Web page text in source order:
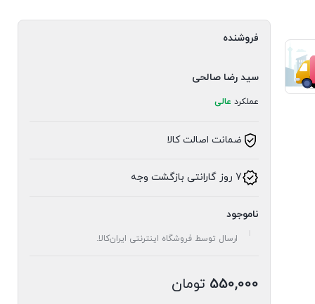
فروشنده
سید رضا صالحی
عملکرد عالی
ضمانت اصالت کالا
7 روز گارانتی بازگشت وجه
ناموجود
ارسال توسط فروشگاه اینترنتی ایران‌کالا.
550,000 تومان